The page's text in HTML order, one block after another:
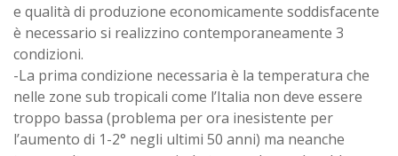
e qualità di produzione economicamente soddisfacente
è necessario si realizzino contemporaneamente 3
condizioni.
-La prima condizione necessaria è la temperatura che
nelle zone sub tropicali come l’Italia non deve essere
troppo bassa (problema per ora inesistente per
l’aumento di 1-2° negli ultimi 50 anni) ma neanche